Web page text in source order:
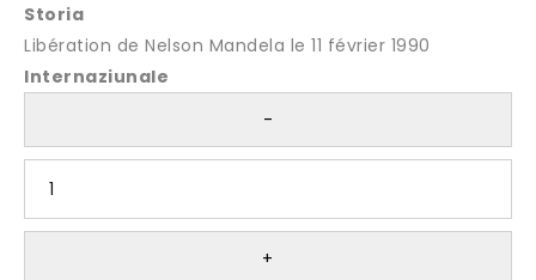
Storia
Libération de Nelson Mandela le 11 février 1990
Internaziunale